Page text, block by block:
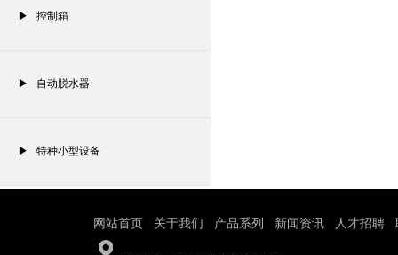
▶ 控制箱
▶ 自动脱水器
▶ 特种小型设备
网站首页 关于我们 产品系列 新闻资讯 人才招聘